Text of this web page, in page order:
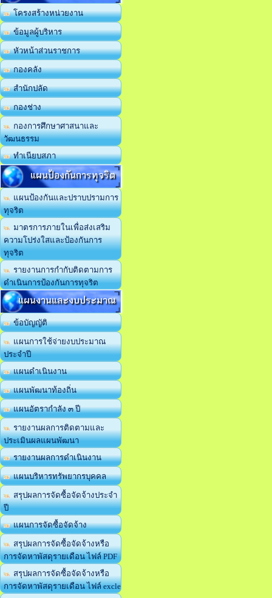
โครงสร้างหน่วยงาน
ข้อมูลผู้บริหาร
หัวหน้าส่วนราชการ
กองคลัง
สำนักปลัด
กองช่าง
กองการศึกษาศาสนาและ
วัฒนธรรม
ทำเนียบสภา
แผนป้องกันการทุจริต
แผนป้องกันและปราบปรามการ
ทุจริต
มาตรการภายในเพื่อส่งเสริม
ความโปร่งใสและป้องกันการ
ทุจริต
รายงานการกำกับติดตามการ
ดำเนินการป้องกันการทุจริต
แผนงานและงบประมาณ
ข้อบัญญัติ
แผนการใช้จ่ายงบประมาณ
ประจำปี
แผนดำเนินงาน
แผนพัฒนาท้องถิ่น
แผนอัตรากำลัง ๓ ปี
รายงานผลการติดตามและ
ประเมินผลแผนพัฒนา
รายงานผลการดำเนินงาน
แผนบริหารทรัพยากรบุคคล
สรุปผลการจัดซื้อจัดจ้างประจำ
ปี
แผนการจัดซื้อจัดจ้าง
สรุปผลการจัดซื้อจัดจ้างหรือ
การจัดหาพัสดุรายเดือน ไฟล์ PDF
สรุปผลการจัดซื้อจัดจ้างหรือ
การจัดหาพัสดุรายเดือน ไฟล์ excle